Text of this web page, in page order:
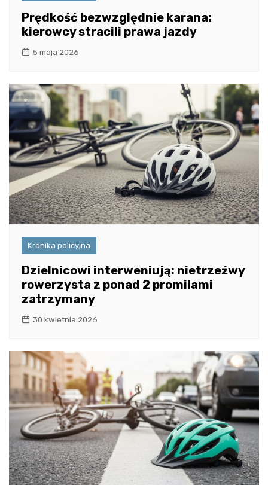
Prędkość bezwzględnie karana:
kierowcy stracili prawa jazdy
5 maja 2026
Kronika policyjna
Dzielnicowi interweniują: nietrzeźwy
rowerzysta z ponad 2 promilami
zatrzymany
30 kwietnia 2026